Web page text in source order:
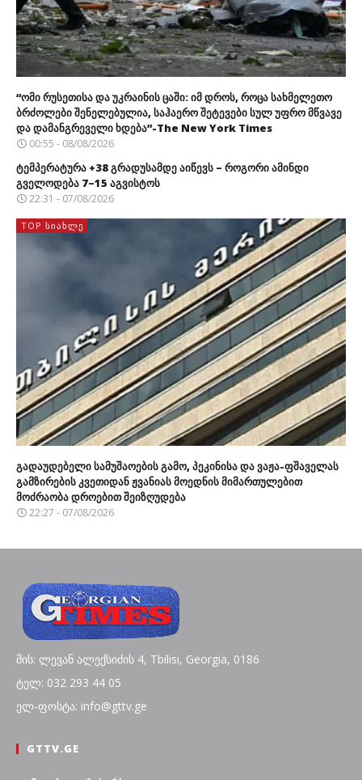
“ომი რუსეთისა და უკრაინის ცაში: იმ დროს, როცა სახმელეთო
ბრძოლები შენელებულია, საჰაერო შეტევები სულ უფრო მწვავე
და დამანგრეველი ხდება”-The New York Times
00:55 - 08/08/2026
ტემპერატურა +38 გრადუსამდე აიწევს – როგორი ამინდი
გველოდება 7–15 აგვისტოს
22:31 - 07/08/2026
TOP ᲡᲘᲐᲮᲚᲔ
გადაუდებელი სამუშაოების გამო, პეკინისა და ვაჟა-ფშაველას
გამზირების კვეთიდან ჟვანიას მოედნის მიმართულებით
მოძრაობა დროებით შეიზღუდება
22:27 - 07/08/2026
მის: ლევან ალექსიძის 4, Tbilisi, Georgia, 0186
ტელ: 032 293 44 05
ელ-ფოსტა: info@gttv.ge
GTTV.GE